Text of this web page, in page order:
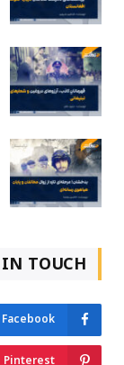
IN TOUCH
Facebook